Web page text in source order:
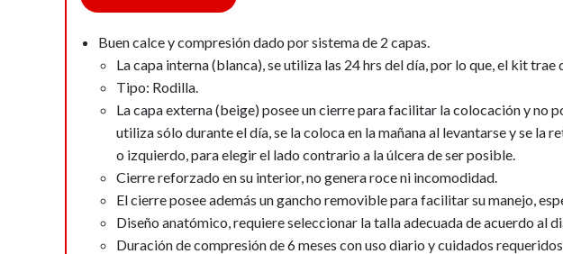
Buen calce y compresión dado por sistema de 2 capas.
La capa interna (blanca), se utiliza las 24 hrs del día, por lo que, el kit
Tipo: Rodilla.
La capa externa (beige) posee un cierre para facilitar la colocación y no
utiliza sólo durante el día, se la coloca en la mañana al levantarse y se la
o izquierdo, para elegir el lado contrario a la úlcera de ser posible.
Cierre reforzado en su interior, no genera roce ni incomodidad.
El cierre posee además un gancho removible para facilitar su manejo,
Diseño anatómico, requiere seleccionar la talla adecuada de acuerdo
Duración de compresión de 6 meses con uso diario y cuidados